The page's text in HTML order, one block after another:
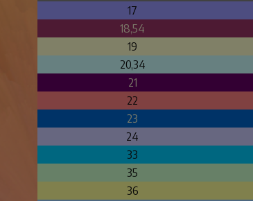
17
18,54
19
20,34
21
22
23
24
33
35
36